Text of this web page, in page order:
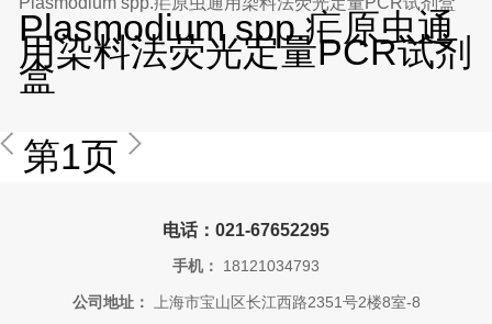
Plasmodium spp.疟原虫通
用染料法荧光定量PCR试剂
盒
第1页
电话：021-67652295
手机： 18121034793
公司地址： 上海市宝山区长江西路2351号2楼8室-8